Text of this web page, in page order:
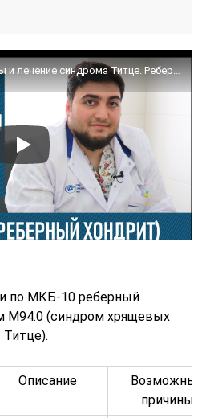
СИНДРОМ ТИТЦЕ: симптомы и лечение синдрома Титце. Реберный хондрит (реберно-хрящевой синдром)
по МКБ-10 реберный
М94.0 (синдром хрящевых
Описание
причины